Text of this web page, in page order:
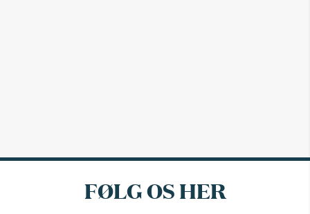
FØLG OS HER